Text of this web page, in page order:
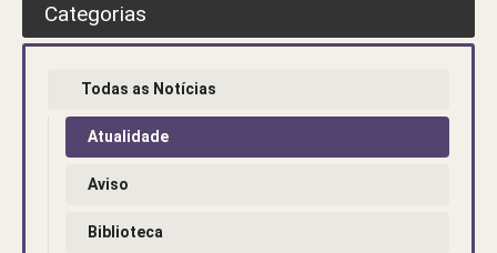
Categorias
Todas as Notícias
Atualidade
Aviso
Biblioteca